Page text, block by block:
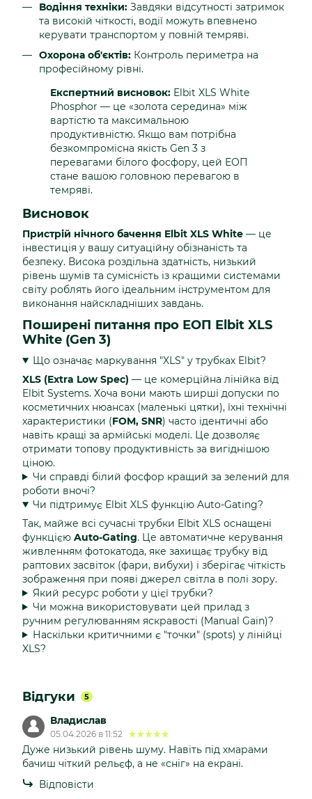
Водіння техніки: Завдяки відсутності затримок
та високій чіткості, водії можуть впевнено
керувати транспортом у повній темряві.
Охорона об'єктів: Контроль периметра на
професійному рівні.
Експертний висновок: Elbit XLS White
Phosphor — це «золота середина» між
вартістю та максимальною
продуктивністю. Якщо вам потрібна
безкомпромісна якість Gen 3 з
перевагами білого фосфору, цей ЕОП
стане вашою головною перевагою в
темряві.
Висновок
Пристрій нічного бачення Elbit XLS White — це
інвестиція у вашу ситуаційну обізнаність та
безпеку. Висока роздільна здатність, низький
рівень шумів та сумісність із кращими системами
світу роблять його ідеальним інструментом для
виконання найскладніших завдань.
Поширені питання про ЕОП Elbit XLS
White (Gen 3)
Що означає маркування "XLS" у трубках Elbit?
XLS (Extra Low Spec) — це комерційна лінійка від
Elbit Systems. Хоча вони мають ширші допуски по
косметичних нюансах (маленькі цятки), їхні технічні
характеристики (FOM, SNR) часто ідентичні або
навіть кращі за армійські моделі. Це дозволяє
отримати топову продуктивність за вигіднішою
ціною.
Чи справді білий фосфор кращий за зелений для
роботи вночі?
Чи підтримує Elbit XLS функцію Auto-Gating?
Так, майже всі сучасні трубки Elbit XLS оснащені
функцією Auto-Gating. Це автоматичне керування
живленням фотокатода, яке захищає трубку від
раптових засвіток (фари, вибухи) і зберігає чіткість
зображення при появі джерел світла в полі зору.
Який ресурс роботи у цієї трубки?
Чи можна використовувати цей прилад з
ручним регулюванням яскравості (Manual Gain)?
Наскільки критичними є "точки" (spots) у лінійці
XLS?
Відгуки 5
Владислав
05.04.2026 в 11:52
Дуже низький рівень шуму. Навіть під хмарами
бачиш чіткий рельєф, а не «сніг» на екрані.
Відповісти